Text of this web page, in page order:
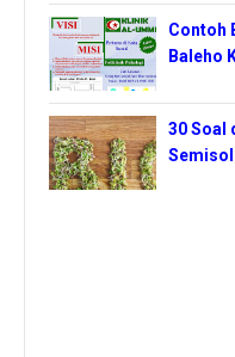
Contoh
Baleho
30 Soal